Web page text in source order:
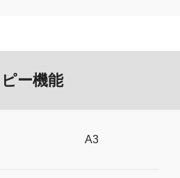
ー機能
A3